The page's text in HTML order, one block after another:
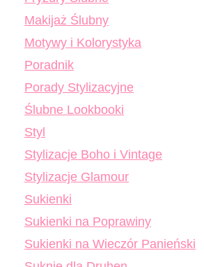
Makijaż Ślubny
Motywy i Kolorystyka
Poradnik
Porady Stylizacyjne
Ślubne Lookbooki
Styl
Stylizacje Boho i Vintage
Stylizacje Glamour
Sukienki
Sukienki na Poprawiny
Sukienki na Wieczór Panieński